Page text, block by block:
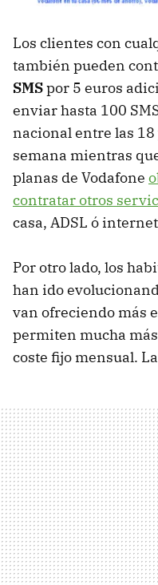
Los clientes con
también pueden
SMSpor 5 euros
enviar hasta 100
nacional entre las 18
semana mientras
planas de Vodafone
contratar otros
casa, ADSL ó
Por otro lado, los
han ido
van ofreciendo más
permiten mucha
coste fijo mensual.